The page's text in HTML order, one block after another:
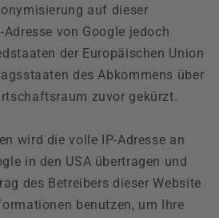
auf dieser
von Google jedoch
der Europäischen Union
des Abkommens über
zuvor gekürzt.
wird die volle IP-Adresse an
in den USA übertragen und
des Betreibers dieser Website
benutzen, um Ihre